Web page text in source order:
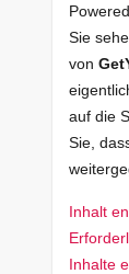
Sie
von
auf die
Sie,
Inhalt
Inhalte